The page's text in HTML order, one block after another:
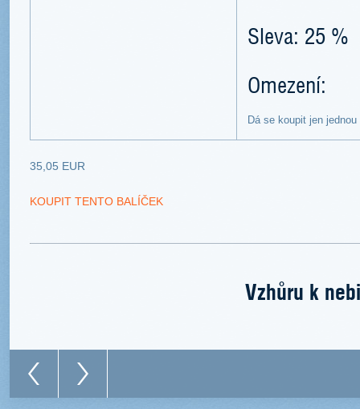
Sleva: 25 %
Omezení:
Dá se koupit jen
35,05 EUR
KOUPIT TENTO BALÍČEK
Vzhůru k